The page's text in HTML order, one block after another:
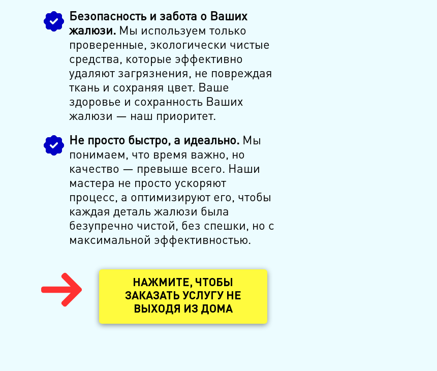
Безопасность и забота о Ваших
жалюзи.Мы используем только
проверенные, экологически чистые
средства, которые эффективно
удаляют загрязнения, не повреждая
ткань и сохраняя цвет. Ваше
здоровье и сохранность Ваших
жалюзи — наш приоритет.
Не просто быстро, а идеально.Мы
понимаем, что время важно, но
качество — превыше всего. Наши
мастера не просто ускоряют
процесс, а оптимизируют его, чтобы
каждая деталь жалюзи была
безупречно чистой, без спешки, но с
максимальной эффективностью.
НАЖМИТЕ, ЧТОБЫ
ЗАКАЗАТЬ УСЛУГУ НЕ
ВЫХОДЯ ИЗ ДОМА